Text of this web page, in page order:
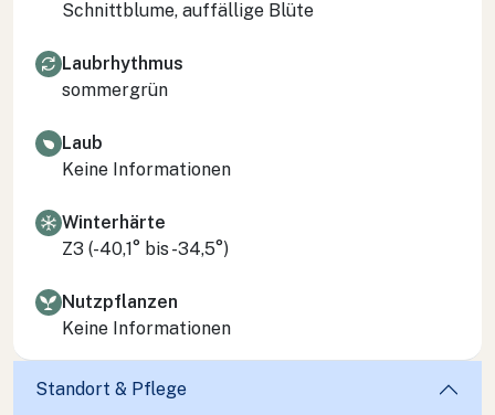
Schnittblume, auffällige Blüte
Laubrhythmus
sommergrün
Laub
Keine Informationen
Winterhärte
Z3 (-40,1° bis -34,5°)
Nutzpflanzen
Keine Informationen
Standort & Pflege